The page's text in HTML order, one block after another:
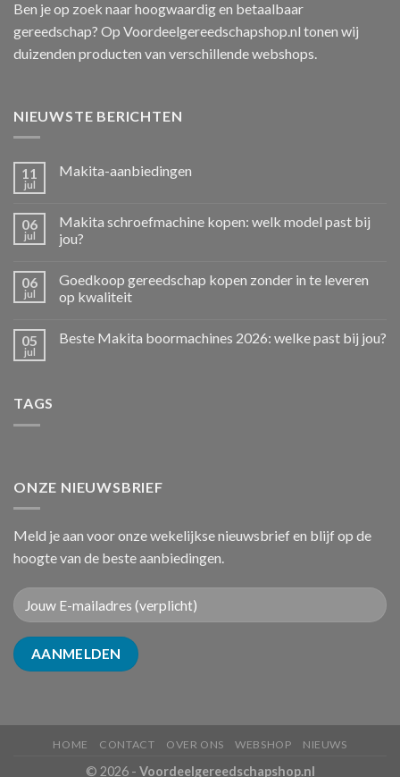
Ben je op zoek naar hoogwaardig en betaalbaar
gereedschap? Op Voordeelgereedschapshop.nl tonen wij
duizenden producten van verschillende webshops.
NIEUWSTE BERICHTEN
11
jul
Makita-aanbiedingen
06
jul
Makita schroefmachine kopen: welk model past bij
jou?
06
jul
Goedkoop gereedschap kopen zonder in te leveren
op kwaliteit
05
jul
Beste Makita boormachines 2026: welke past bij jou?
TAGS
ONZE NIEUWSBRIEF
Meld je aan voor onze wekelijkse nieuwsbrief en blijf op de
hoogte van de beste aanbiedingen.
HOME CONTACT OVER ONS WEBSHOP NIEUWS
© 2026 - Voordeelgereedschapshop.nl